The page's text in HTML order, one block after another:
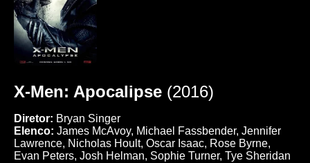
X-Men: Apocalipse (2016)
Diretor: Bryan Singer
Elenco: James McAvoy, Michael Fassbender, Jennifer
Lawrence, Nicholas Hoult, Oscar Isaac, Rose Byrne,
Evan Peters, Josh Helman, Sophie Turner, Tye Sheridan